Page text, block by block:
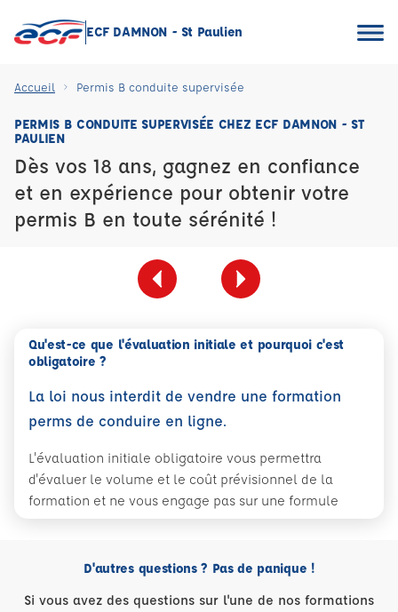
ECF DAMNON - St Paulien
Accueil Permis B conduite supervisée
PERMIS B CONDUITE SUPERVISÉE CHEZ ECF DAMNON - ST
PAULIEN
Dès vos 18 ans, gagnez en confiance
et en expérience pour obtenir votre
permis B en toute sérénité !
Qu'est-ce que l'évaluation initiale et pourquoi c'est
obligatoire ?
La loi nous interdit de vendre une formation
perms de conduire en ligne.
L'évaluation initiale obligatoire vous permettra
d'évaluer le volume et le coût prévisionnel de la
formation et ne vous engage pas sur une formule
D'autres questions ? Pas de panique !
Si vous avez des questions sur l'une de nos formations